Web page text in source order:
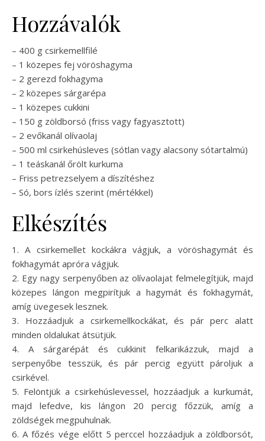
Hozzávalók
– 400 g csirkemellfilé
– 1 közepes fej vöröshagyma
– 2 gerezd fokhagyma
– 2 közepes sárgarépa
– 1 közepes cukkini
– 150 g zöldborsó (friss vagy fagyasztott)
– 2 evőkanál olívaolaj
– 500 ml csirkehúsleves (sótlan vagy alacsony sótartalmú)
– 1 teáskanál őrölt kurkuma
– Friss petrezselyem a díszítéshez
– Só, bors ízlés szerint (mértékkel)
Elkészítés
1. A csirkemellet kockákra vágjuk, a vöröshagymát és
fokhagymát apróra vágjuk.
2. Egy nagy serpenyőben az olívaolajat felmelegítjük, majd
közepes lángon megpirítjuk a hagymát és fokhagymát,
amíg üvegesek lesznek.
3. Hozzáadjuk a csirkemellkockákat, és pár perc alatt
minden oldalukat átsütjük.
4. A sárgarépát és cukkinit felkarikázzuk, majd a
serpenyőbe tesszük, és pár percig együtt pároljuk a
csirkével.
5. Felöntjük a csirkehúslevessel, hozzáadjuk a kurkumát,
majd lefedve, kis lángon 20 percig főzzük, amíg a
zöldségek megpuhulnak.
6. A főzés vége előtt 5 perccel hozzáadjuk a zöldborsót,